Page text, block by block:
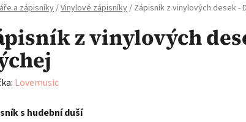
a zápisníky/Vinylové zápisníky/ Zápisník z vinylových desek -
z vinylových
Lovemusic
s hudební duší